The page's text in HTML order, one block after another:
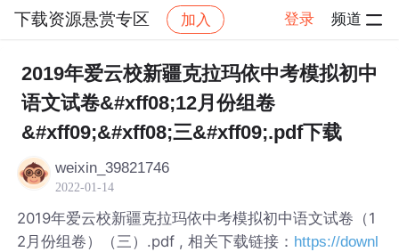
下载资源悬赏专区 加入 登录 频道
社区 下载资源悬赏专区 帖子详情
2019年爱云校新疆克拉玛依中考模拟初中
语文试卷&#xff08;12月份组卷
&#xff09;&#xff08;三&#xff09;.pdf下载
weixin_39821746
2022-01-14
2019年爱云校新疆克拉玛依中考模拟初中语文试卷（1
2月份组卷）（三）.pdf , 相关下载链接： https://downl